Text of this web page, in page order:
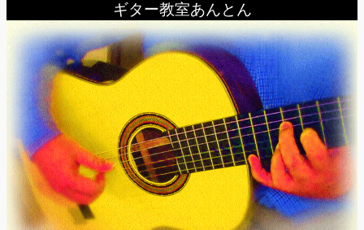
ギター教室あんとん